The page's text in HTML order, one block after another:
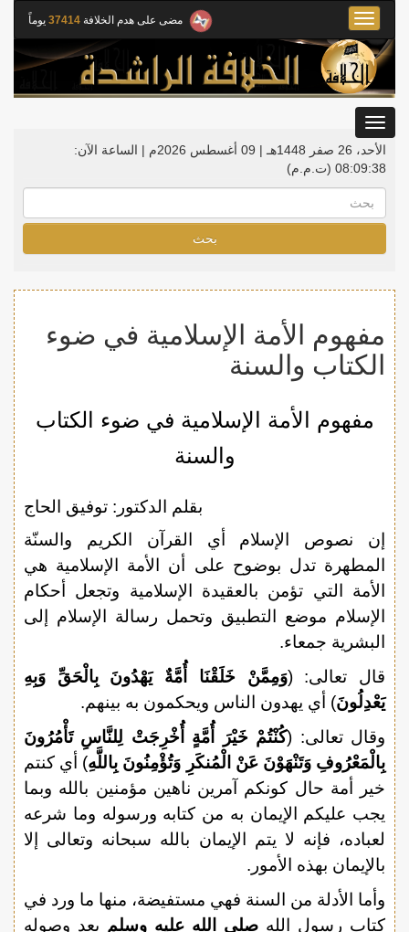
مضى على هدم الخلافة 37414 يوماً
Toggle
navigation
الأحد، 26 صفر 1448هـ | 09 أغسطس 2026م |
الساعة الآن:
08:09:39 (ت.م.م)
بحث
مفهوم الأمة الإسلامية في ضوء
الكتاب والسنة
مفهوم الأمة الإسلامية في ضوء الكتاب
والسنة
بقلم الدكتور: توفيق الحاج
إن نصوص الإسلام أي القرآن الكريم والسنّة
المطهرة تدل بوضوح على أن الأمة الإسلامية هي
الأمة التي تؤمن بالعقيدة الإسلامية وتجعل أحكام
الإسلام موضع التطبيق وتحمل رسالة الإسلام إلى
البشرية جمعاء.
قال تعالى: (وَمِمَّنْ خَلَقْنَا أُمَّةٌ يَهْدُونَ بِالْحَقِّ وَبِهِ
يَعْدِلُونَ) أي يهدون الناس ويحكمون به بينهم.
وقال تعالى: (كُنْتُمْ خَيْرَ أُمَّةٍ أُخْرِجَتْ لِلنَّاسِ تَأْمُرُونَ
بِالْمَعْرُوفِ وَتَنْهَوْنَ عَنْ الْمُنكَرِ وَتُؤْمِنُونَ بِاللَّهِ) أي كنتم
خير أمة حال كونكم آمرين ناهين مؤمنين بالله وبما
يجب عليكم الإيمان به من كتابه ورسوله وما شرعه
لعباده، فإنه لا يتم الإيمان بالله سبحانه وتعالى إلا
بالإيمان بهذه الأمور.
وأما الأدلة من السنة فهي مستفيضة، منها ما ورد في
كتاب رسول الله صلى الله عليه وسلم بعد وصوله